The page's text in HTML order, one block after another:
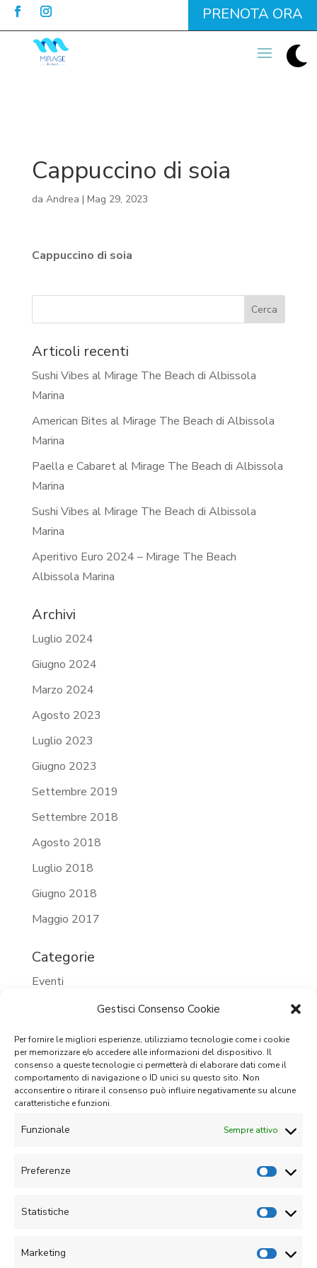
Gestisci Consenso Cookie
Per fornire le migliori esperienze, utilizziamo tecnologie come i cookie
per memorizzare e/o accedere alle informazioni del dispositivo. Il
consenso a queste tecnologie ci permetterà di elaborare dati come il
comportamento di navigazione o ID unici su questo sito. Non
acconsentire o ritirare il consenso può influire negativamente su alcune
caratteristiche e funzioni.
Funzionale Sempre attivo
Preferenze
Statistiche
Marketing
PRENOTA ORA

Cappuccino di soia
da Andrea | Mag 29, 2023
Cappuccino di soia
Articoli recenti
Sushi Vibes al Mirage The Beach di Albissola
Marina
American Bites al Mirage The Beach di Albissola
Marina
Paella e Cabaret al Mirage The Beach di Albissola
Marina
Sushi Vibes al Mirage The Beach di Albissola
Marina
Aperitivo Euro 2024 – Mirage The Beach
Albissola Marina
Archivi
Luglio 2024
Giugno 2024
Marzo 2024
Agosto 2023
Luglio 2023
Giugno 2023
Settembre 2019
Settembre 2018
Agosto 2018
Luglio 2018
Giugno 2018
Maggio 2017
Categorie
Eventi
Eventi 2024
Eventi passati
Prossimi eventi
Senza categoria
Accedi
WordPress.org